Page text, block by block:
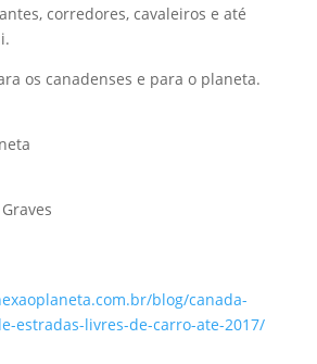
corredores, cavaleiros e até
os canadenses e para o planeta.
blog/canada-
estradas-livres-de-carro-ate-2017/